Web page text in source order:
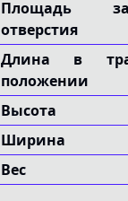
Площадь
отверстия
Длина в
положении
Высота
Ширина
Вес